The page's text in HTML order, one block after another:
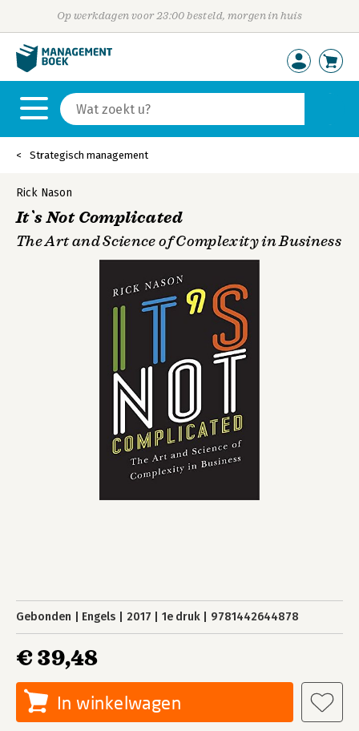
Op werkdagen voor 23:00 besteld, morgen in huis
Strategisch management
Rick Nason
It`s Not Complicated
The Art and Science of Complexity in Business
Gebonden Engels 2017 1e druk 9781442644878
€ 39,48
In winkelwagen